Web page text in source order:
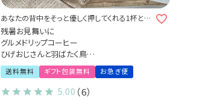
あなたの背中をそっと優しく押してくれる1杯とな
りますように
残暑お見舞いに
グルメドリップコーヒー
ひげおじさんと羽ばたく鳥
2種詰め合わせギフト（2種18袋 / 2種27袋）
Qグレーダー厳選 スペシャルティコーヒー豆
使用
送料無料 ギフト包装無料 お急ぎ便
5.00 （6）